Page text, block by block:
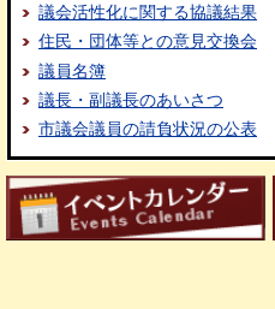
議会活性化に関する協議結果
住民・団体等との意見交換会
議員名簿
議長・副議長のあいさつ
市議会議員の請負状況の公表